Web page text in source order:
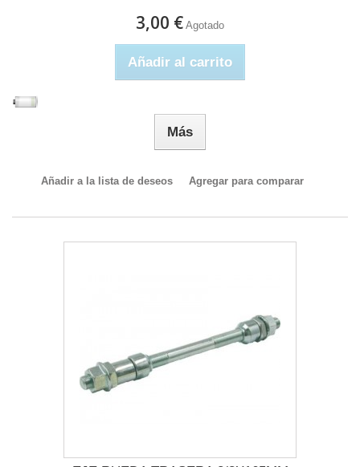
3,00 € Agotado
Añadir al carrito
Más
Añadir a la lista de deseos Agregar para comparar